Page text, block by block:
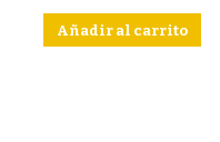
Añadir al carrito